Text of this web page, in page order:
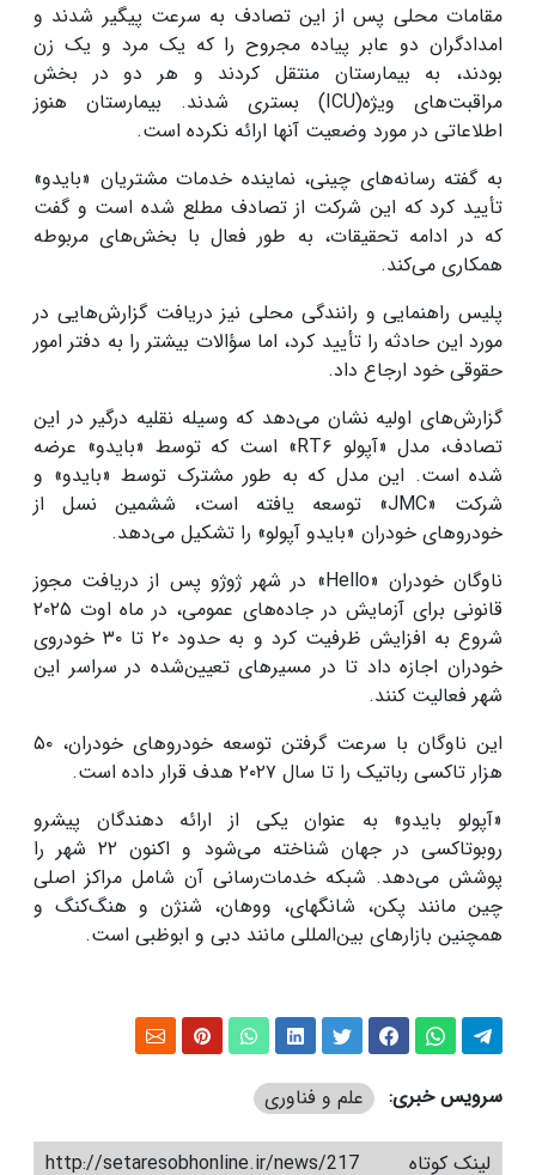
مقامات محلی پس از این تصادف به سرعت پیگیر شدند و
امدادگران دو عابر پیاده مجروح را که یک مرد و یک زن
بودند، به بیمارستان منتقل کردند و هر دو در بخش
مراقبت‌های ویژه(ICU) بستری شدند. بیمارستان هنوز
اطلاعاتی در مورد وضعیت آنها ارائه نکرده است.
به گفته رسانه‌های چینی، نماینده خدمات مشتریان «بایدو»
تأیید کرد که این شرکت از تصادف مطلع شده است و گفت
که در ادامه تحقیقات، به طور فعال با بخش‌های مربوطه
همکاری می‌کند.
پلیس راهنمایی و رانندگی محلی نیز دریافت گزارش‌هایی در
مورد این حادثه را تأیید کرد، اما سؤالات بیشتر را به دفتر امور
حقوقی خود ارجاع داد.
گزارش‌های اولیه نشان می‌دهد که وسیله نقلیه درگیر در این
تصادف، مدل «آپولو RT۶» است که توسط «بایدو» عرضه
شده است. این مدل که به طور مشترک توسط «بایدو» و
شرکت «JMC» توسعه یافته است، ششمین نسل از
خودروهای خودران «بایدو آپولو» را تشکیل می‌دهد.
ناوگان خودران «Hello» در شهر ژوژو پس از دریافت مجوز
قانونی برای آزمایش در جاده‌های عمومی، در ماه اوت ۲۰۲۵
شروع به افزایش ظرفیت کرد و به حدود ۲۰ تا ۳۰ خودروی
خودران اجازه داد تا در مسیرهای تعیین‌شده در سراسر این
شهر فعالیت کنند.
این ناوگان با سرعت گرفتن توسعه خودروهای خودران، ۵۰
هزار تاکسی رباتیک را تا سال ۲۰۲۷ هدف قرار داده است.
«آپولو بایدو» به عنوان یکی از ارائه دهندگان پیشرو
روبوتاکسی در جهان شناخته می‌شود و اکنون ۲۲ شهر را
پوشش می‌دهد. شبکه خدمات‌رسانی آن شامل مراکز اصلی
چین مانند پکن، شانگهای، ووهان، شنژن و هنگ‌کنگ و
همچنین بازارهای بین‌المللی مانند دبی و ابوظبی است.
سرویس خبری: علم و فناوری
لینک کوتاه http://setaresobhonline.ir/news/217